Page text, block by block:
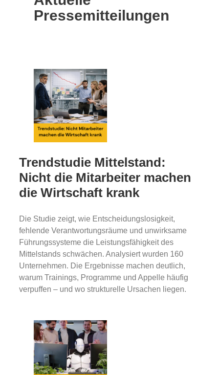
Pressemitteilungen
Trendstudie Mittelstand:
Nicht die Mitarbeiter machen
die Wirtschaft krank
Die Studie zeigt, wie Entscheidungslosigkeit,
fehlende Verantwortungsräume und unwirksame
Führungssysteme die Leistungsfähigkeit des
Mittelstands schwächen. Analysiert wurden 160
Unternehmen. Die Ergebnisse machen deutlich,
warum Trainings, Programme und Appelle häufig
verpuffen – und wo strukturelle Ursachen liegen.